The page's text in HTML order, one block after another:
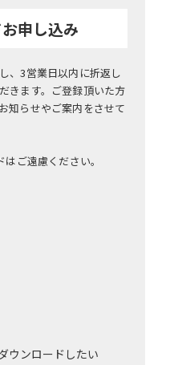
申し込み
、3営業日以内に折返し
きます。ご登録頂いた方
知らせやご案内をさせて
ご遠慮ください。
ウンロードしたい